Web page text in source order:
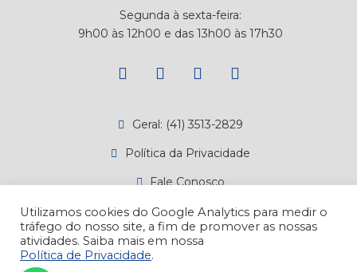
Segunda à sexta-feira:
9h00 às 12h00 e das 13h00 às 17h30
Geral: (41) 3513-2829
Política da Privacidade
Fale Conosco
Canal de Denúncias
Atendimento
Utilizamos cookies do Google Analytics para medir o
tráfego do nosso site, a fim de promover as nossas
atividades. Saiba mais em nossa
Política de Privacidade.